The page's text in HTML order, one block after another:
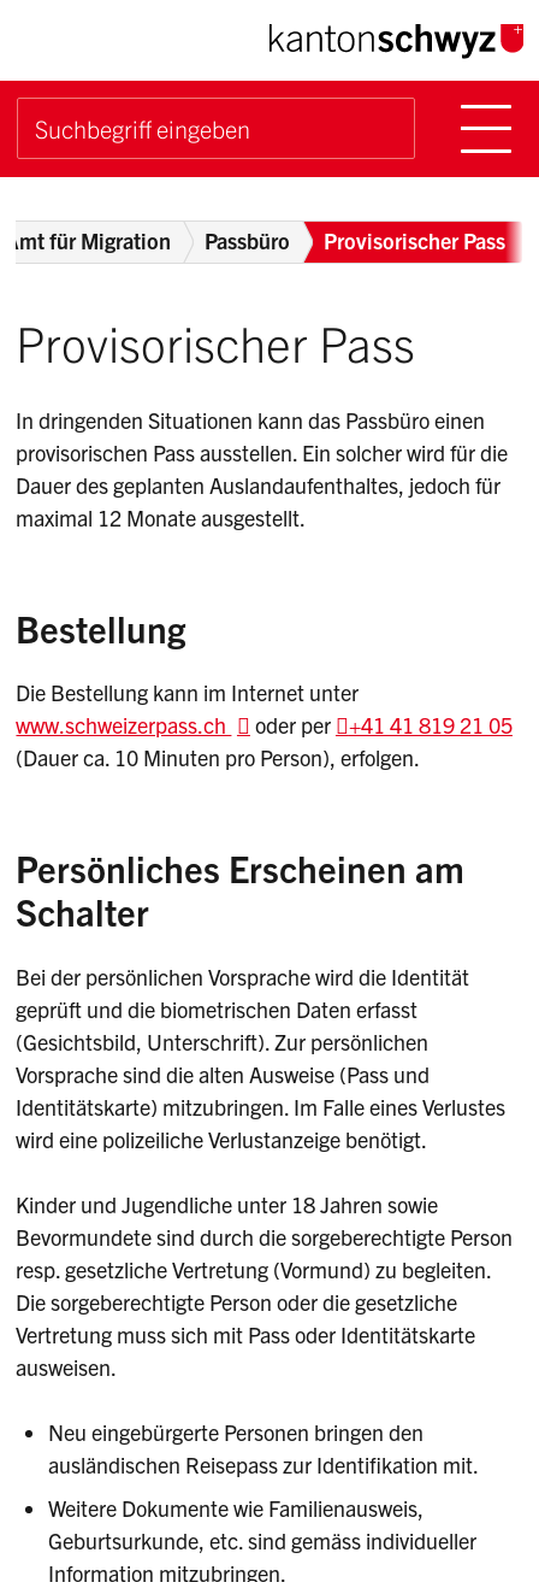
Navigieren im Kanton
Schnellnavigation
Suchbegriff
Breadcrumb
Amt für Migration Passbüro Provisorischer Pass
Provisorischer Pass
In dringenden Situationen kann das Passbüro einen
provisorischen Pass ausstellen. Ein solcher wird für die
Dauer des geplanten Auslandaufenthaltes, jedoch für
maximal 12 Monate ausgestellt.
Bestellung
Die Bestellung kann im Internet unter
www.schweizerpass.ch
oder per
+41 41 819 21 05
(Dauer ca. 10 Minuten pro Person), erfolgen.
Persönliches Erscheinen am
Schalter
Bei der persönlichen Vorsprache wird die Identität
geprüft und die biometrischen Daten erfasst
(Gesichtsbild, Unterschrift). Zur persönlichen
Vorsprache sind die alten Ausweise (Pass und
Identitätskarte) mitzubringen. Im Falle eines Verlustes
wird eine polizeiliche Verlustanzeige benötigt.
Kinder und Jugendliche unter 18 Jahren sowie
Bevormundete sind durch die sorgeberechtigte Person
resp. gesetzliche Vertretung (Vormund) zu begleiten.
Die sorgeberechtigte Person oder die gesetzliche
Vertretung muss sich mit Pass oder Identitätskarte
ausweisen.
Neu eingebürgerte Personen bringen den
ausländischen Reisepass zur Identifikation mit.
Weitere Dokumente wie Familienausweis,
Geburtsurkunde, etc. sind gemäss individueller
Information mitzubringen.